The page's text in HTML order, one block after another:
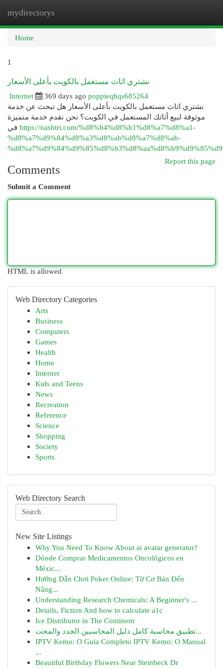
mydirectorys
Home
1
نشتري اثاث مستعمل بالكويت بأعلى الأسعار
Internet
369 days ago poppieqhqs685264
نشتري اثاث مستعمل بالكويت بأعلى الأسعار هل تبحث عن خدمة
موثوقة لبيع أثاثك المستعمل في الكويت؟ نحن نقدم خدمة متميزة
https://nashtri.com/%d8%b4%d8%b1%d8%a7%d8%a1-
%d8%a7%d9%84%d8%a3%d8%ab%d8%a7%d8%ab-
Report this page
Comments
Submit a Comment
HTML is allowed
Web Directory Categories
Arts
Business
Computers
Games
Health
Home
Internet
Kids and Teens
News
Recreation
Reference
Science
Shopping
Society
Sports
Web Directory Search
New Site Listings
Why You Need To Know About ai avatar generator?
Dónde Comprar Medicamentos Oncológicos en
Méxic...
Hướng Dẫn Chơi Poker Online: Từ Cơ Bản Đến
Nâng...
Understanding Research Chemicals: A Beginner's ...
Details, Fiction And how to calculate a1c
Ice Distributor in The Continent
تطبيق محاسبة كامل دليل المحاسبين الجدد والمحت...
IPTV Kemo: O Guia Completo IPTV Kemo: O Manual
...
Beautiful Birthday Flowers Near Steinbeck Dr